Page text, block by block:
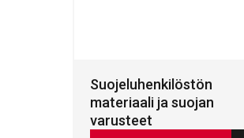
Suojeluhenkilöstön
materiaali ja suojan
varusteet